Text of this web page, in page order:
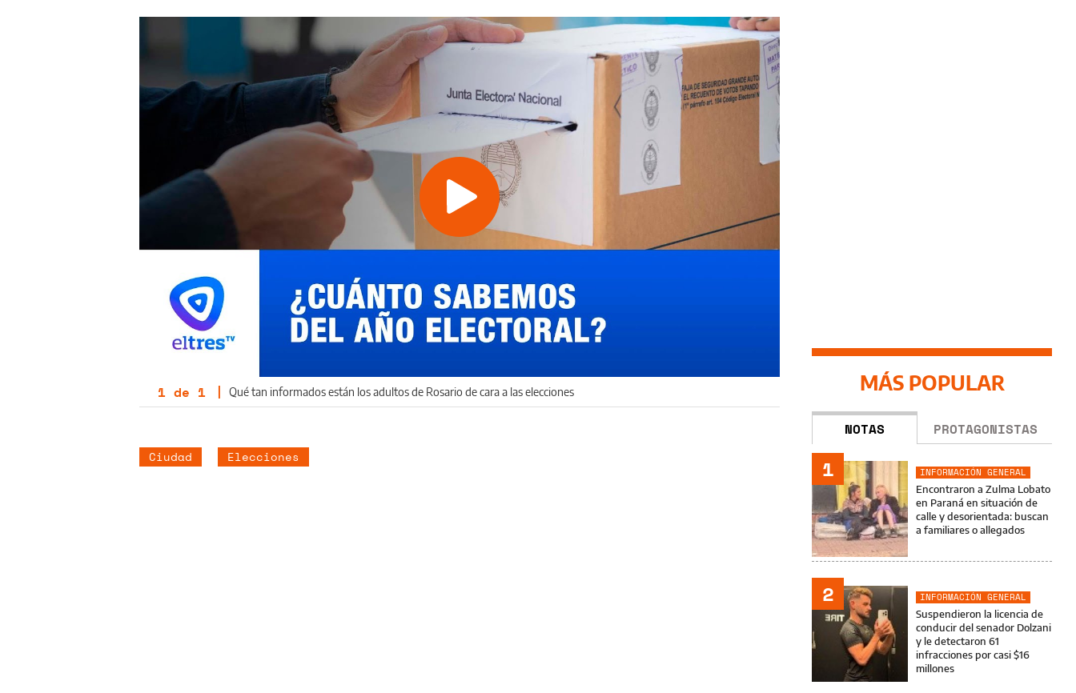
Play
Video
1 de 1 | Qué tan informados están los adultos de Rosario de cara a las elecciones
Ciudad Elecciones
MÁS POPULAR
NOTAS PROTAGONISTAS
1
INFORMACIÓN GENERAL
Encontraron a Zulma Lobato
en Paraná en situación de
calle y desorientada: buscan
a familiares o allegados
2
INFORMACIÓN GENERAL
Suspendieron la licencia de
conducir del senador Dolzani
y le detectaron 61
infracciones por casi $16
millones